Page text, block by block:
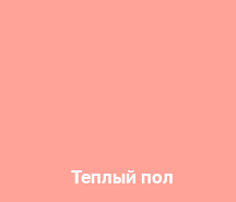
Теплый пол